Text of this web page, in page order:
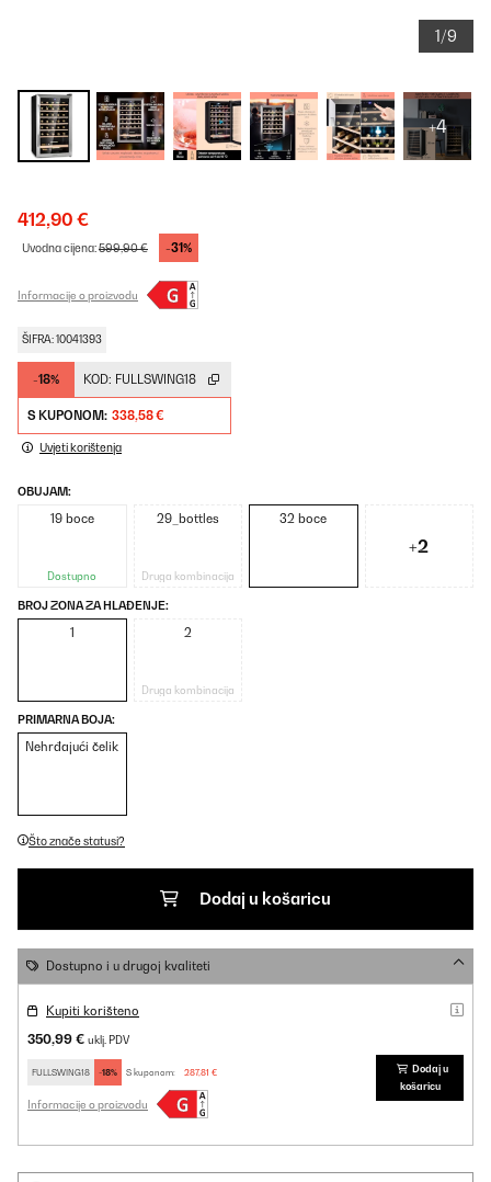
1/9
+4
412,90 €
Uvodna cijena:599,90 € -31%
Informacije o proizvodu
ŠIFRA: 10041393
-18% KOD: FULLSWING18
S KUPONOM: 338,58 €
Uvjeti korištenja
OBUJAM:
19 boce
Dostupno
29_bottles
Druga kombinacija
32 boce
+2
BROJ ZONA ZA HLAĐENJE:
1 2
Druga kombinacija
PRIMARNA BOJA:
Nehrđajući čelik
Što znače statusi?
Dodaj u košaricu
Dostupno i u drugoj kvaliteti
Kupiti korišteno
350,99 € uklj. PDV
FULLSWING18 -18% S kuponom: 287,81 €
Informacije o proizvodu
Dodaj u
košaricu